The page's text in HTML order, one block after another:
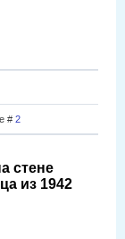
# 2
стене
из 1942